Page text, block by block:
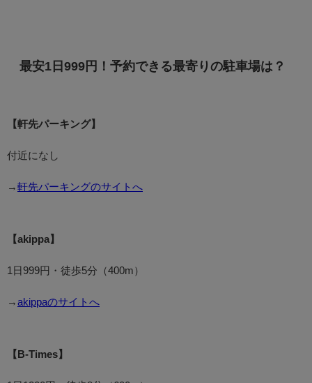
最安1日999円！予約できる最寄りの駐車場は？
【軒先パーキング】
付近になし
→ 軒先パーキングのサイトへ
【akippa】
1日999円・徒歩5分（400m）
→ akippaのサイトへ
【B-Times】